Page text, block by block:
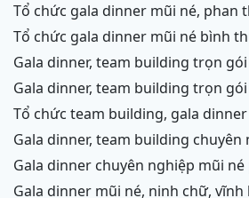
tổ chức gala dinner mũi né, phan thiết bình thuận,
ninh thuận, ninh chữ, vĩnh hy, cam
tổ chức gala dinner mũi né bình thuận, ninh chữ, ninh
thuận, cam ranh
gala dinner, team building trọn gói phan thiết bình
thuận, phang rang, ninh thuận,
gala dinner, team building trọn gói tại mũi né phan
thiết bình thuận, phang rang ninh
tổ chức team building, gala dinner trọn gói tại mũi né
phan thiết bình thuận, phang
ninh thuận, cam ranh
gala dinner, team building chuyên nghiệp mũi né phan
thiết, ninh chữ ninh thuận, vĩnh
gala dinner chuyên nghiệp mũi né phan thiết bình
thuận, ninh chữ, phang rang, ninh
gala dinner mũi né, ninh chữ, vĩnh